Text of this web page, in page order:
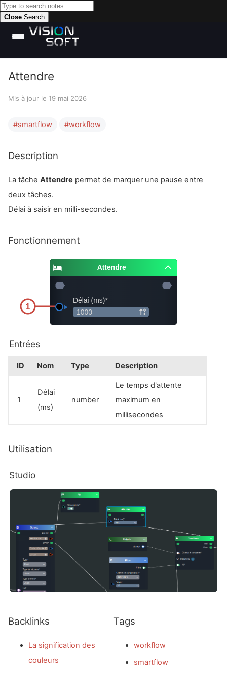
Close Search
Attendre
Mis à jour le 19 mai 2026
smartflow workflow
Description
La tâche Attendre permet de marquer une pause entre
deux tâches.
Délai à saisir en milli-secondes.
Fonctionnement
Entrées
ID Nom Type Description
1
Délai
(ms)
number
Le temps d'attente
maximum en
millisecondes
Utilisation
Studio
Backlinks
La signification des
couleurs
Tags
workflow
smartflow